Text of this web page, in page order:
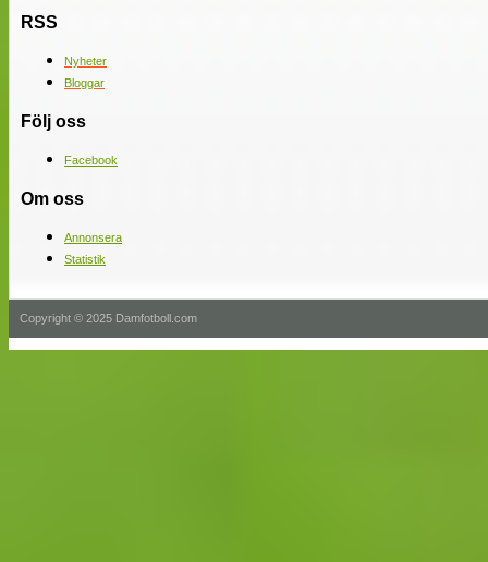
RSS
Nyheter
Bloggar
Följ oss
Facebook
Om oss
Annonsera
Statistik
Copyright © 2025 Damfotboll.com